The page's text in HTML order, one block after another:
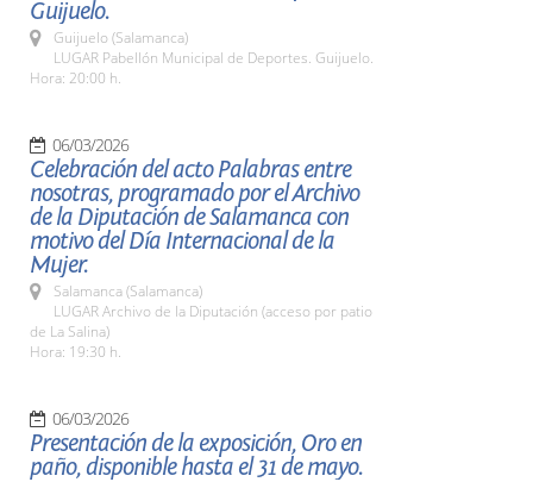
Guijuelo.
Guijuelo (Salamanca)
LUGAR Pabellón Municipal de Deportes. Guijuelo.
Hora: 20:00 h.
06/03/2026
Celebración del acto Palabras entre
nosotras, programado por el Archivo
de la Diputación de Salamanca con
motivo del Día Internacional de la
Mujer.
Salamanca (Salamanca)
LUGAR Archivo de la Diputación (acceso por patio
de La Salina)
Hora: 19:30 h.
06/03/2026
Presentación de la exposición, Oro en
paño, disponible hasta el 31 de mayo.